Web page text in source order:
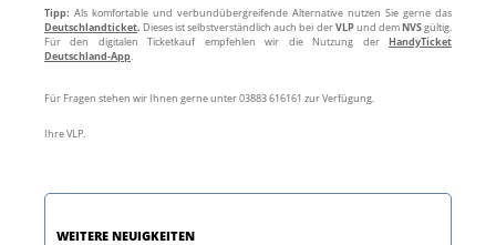
Tipp: Als komfortable und verbundübergreifende Alternative nutzen Sie gerne das
Deutschlandticket. Dieses ist selbstverständlich auch bei derVLPund demNVSgültig.
Für den digitalen Ticketkauf empfehlen wir die Nutzung der HandyTicket
Deutschland-App
Für Fragen stehen wir Ihnen gerne unter 03883 616161 zur Verfügung.
Ihre VLP.
WEITERE NEUIGKEITEN